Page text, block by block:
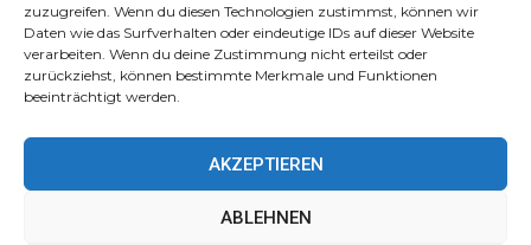
zuzugreifen. Wenn du diesen Technologien zustimmst, können wir
Daten wie das Surfverhalten oder eindeutige IDs auf dieser Website
verarbeiten. Wenn du deine Zustimmung nicht erteilst oder
zurückziehst, können bestimmte Merkmale und Funktionen
beeinträchtigt werden.
AKZEPTIEREN
ABLEHNEN
PM PROMEDIA LTD IT-SECURITY